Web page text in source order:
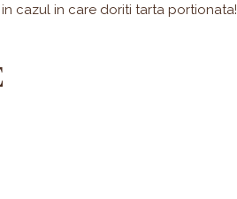
cazul in care doriti tarta portionata!